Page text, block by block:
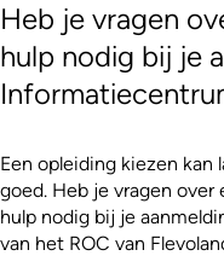
Heb je vragen
hulp nodig bij je
Een opleiding kiezen kan
goed. Heb je vragen
hulp nodig bij je
van het ROC van